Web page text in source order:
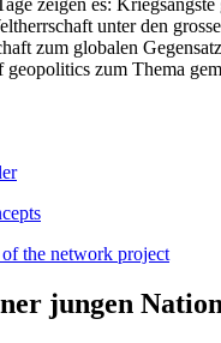
unter den
zum globalen
geopolitics zum Thema
the network project
jungen